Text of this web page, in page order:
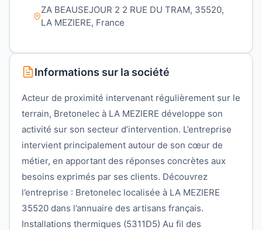
ZA BEAUSEJOUR 2 2 RUE DU TRAM, 35520,
LA MEZIERE, France
Informations sur la société
Acteur de proximité intervenant régulièrement sur le
terrain, Bretonelec à LA MEZIERE développe son
activité sur son secteur d’intervention. L’entreprise
intervient principalement autour de son cœur de
métier, en apportant des réponses concrètes aux
besoins exprimés par ses clients. Découvrez
l’entreprise : Bretonelec localisée à LA MEZIERE
35520 dans l’annuaire des artisans français.
Installations thermiques (5311D5) Au fil des